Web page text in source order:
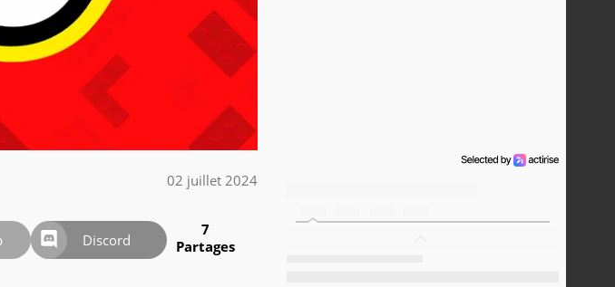
02 juillet 2024
Discord
7
Partages